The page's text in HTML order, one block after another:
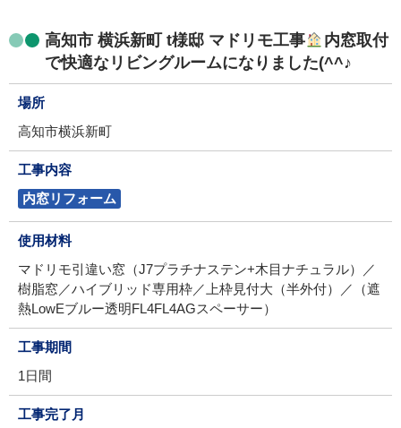
高知市 横浜新町 t様邸 マドリモ工事
内窓取付
で快適なリビングルームになりました(^^♪
場所
高知市横浜新町
工事内容
内窓リフォーム
使用材料
マドリモ引違い窓（J7プラチナステン+木目ナチュラル）／
樹脂窓／ハイブリッド専用枠／上枠見付大（半外付）／（遮
熱LowEブルー透明FL4FL4AGスペーサー）
工事期間
1日間
工事完了月